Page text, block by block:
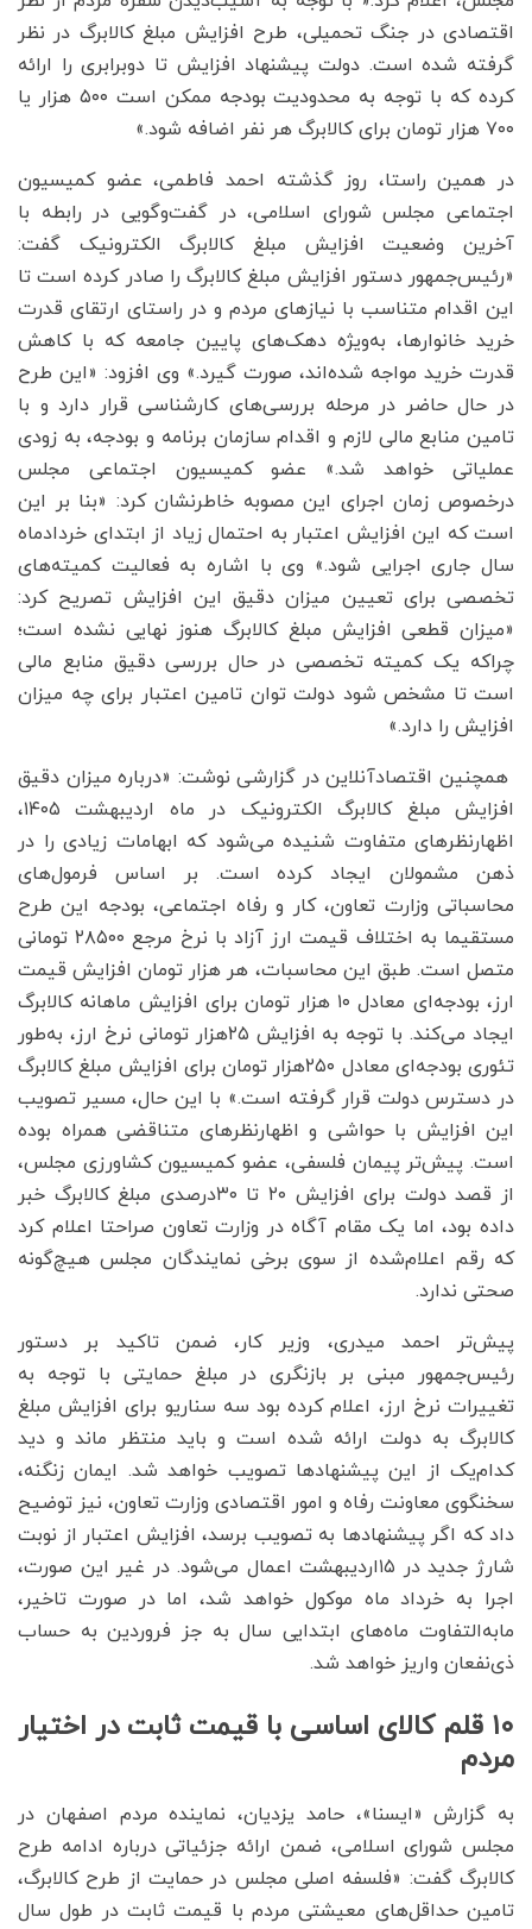
اقتصادی در جنگ تحمیلی، طرح افزایش مبلغ کالابرگ در نظر
گرفته شده است. دولت پیشنهاد افزایش تا دوبرابری را ارائه
کرده که با توجه به محدودیت بودجه ممکن است ۵۰۰ هزار یا
۷۰۰ هزار تومان برای کالابرگ هر نفر اضافه شود.»
در همین راستا، روز گذشته احمد فاطمی، عضو کمیسیون
اجتماعی مجلس شورای اسلامی، در گفت‌وگویی در رابطه با
آخرین وضعیت افزایش مبلغ کالابرگ الکترونیک گفت:
«رئیس‌جمهور دستور افزایش مبلغ کالابرگ را صادر کرده است تا
این اقدام متناسب با نیازهای مردم و در راستای ارتقای قدرت
خرید خانوارها، به‌ویژه دهک‌های پایین جامعه که با کاهش
قدرت خرید مواجه شده‌اند، صورت گیرد.» وی افزود: «این طرح
در حال حاضر در مرحله بررسی‌های کارشناسی قرار دارد و با
تامین منابع مالی لازم و اقدام سازمان برنامه و بودجه، به زودی
عملیاتی خواهد شد.» عضو کمیسیون اجتماعی مجلس
درخصوص زمان اجرای این مصوبه خاطرنشان کرد: «بنا بر این
است که این افزایش اعتبار به احتمال زیاد از ابتدای خردادماه
سال جاری اجرایی شود.» وی با اشاره به فعالیت کمیته‌های
تخصصی برای تعیین میزان دقیق این افزایش تصریح کرد:
«میزان قطعی افزایش مبلغ کالابرگ هنوز نهایی نشده است؛
چراکه یک کمیته تخصصی در حال بررسی دقیق منابع مالی
است تا مشخص شود دولت توان تامین اعتبار برای چه میزان
افزایش را دارد.»
همچنین اقتصادآنلاین در گزارشی نوشت: «درباره میزان دقیق
افزایش مبلغ کالابرگ الکترونیک در ماه اردیبهشت ۱۴۰۵،
اظهارنظرهای متفاوت شنیده می‌شود که ابهامات زیادی را در
ذهن مشمولان ایجاد کرده است. بر اساس فرمول‌های
محاسباتی وزارت تعاون، کار و رفاه اجتماعی، بودجه این طرح
مستقیما به اختلاف قیمت ارز آزاد با نرخ مرجع ۲۸۵۰۰ تومانی
متصل است. طبق این محاسبات، هر هزار تومان افزایش قیمت
ارز، بودجه‌ای معادل ۱۰ هزار تومان برای افزایش ماهانه کالابرگ
ایجاد می‌کند. با توجه به افزایش ۲۵هزار تومانی نرخ ارز، به‌طور
تئوری بودجه‌ای معادل ۲۵۰هزار تومان برای افزایش مبلغ کالابرگ
در دسترس دولت قرار گرفته است.» با این حال، مسیر تصویب
این افزایش با حواشی و اظهارنظرهای متناقضی همراه بوده
است. پیش‌تر پیمان فلسفی، عضو کمیسیون کشاورزی مجلس،
از قصد دولت برای افزایش ۲۰ تا ۳۰درصدی مبلغ کالابرگ خبر
داده بود، اما یک مقام آگاه در وزارت تعاون صراحتا اعلام کرد
که رقم اعلام‌شده از سوی برخی نمایندگان مجلس هیچ‌گونه
صحتی ندارد.
پیش‌تر احمد میدری، وزیر کار، ضمن تاکید بر دستور
رئیس‌جمهور مبنی بر بازنگری در مبلغ حمایتی با توجه به
تغییرات نرخ ارز، اعلام کرده بود سه سناریو برای افزایش مبلغ
کالابرگ به دولت ارائه شده است و باید منتظر ماند و دید
کدام‌یک از این پیشنهادها تصویب خواهد شد. ایمان زنگنه،
سخنگوی معاونت رفاه و امور اقتصادی وزارت تعاون، نیز توضیح
داد که اگر پیشنهادها به تصویب برسد، افزایش اعتبار از نوبت
شارژ جدید در ۱۵اردیبهشت اعمال می‌شود. در غیر این صورت،
اجرا به خرداد ماه موکول خواهد شد، اما در صورت تاخیر،
مابه‌التفاوت ماه‌های ابتدایی سال به جز فروردین به حساب
ذی‌نفعان واریز خواهد شد.
۱۰ قلم کالای اساسی با قیمت ثابت در اختیار
مردم
به گزارش «ایسنا»، حامد یزدیان، نماینده مردم اصفهان در
مجلس شورای اسلامی، ضمن ارائه جزئیاتی درباره ادامه طرح
کالابرگ گفت: «فلسفه اصلی مجلس در حمایت از طرح کالابرگ،
تامین حداقل‌های معیشتی مردم با قیمت ثابت در طول سال